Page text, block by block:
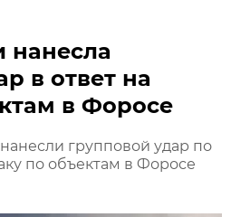
нанесла
в ответ на
в Форосе
групповой удар по
по объектам в Форосе